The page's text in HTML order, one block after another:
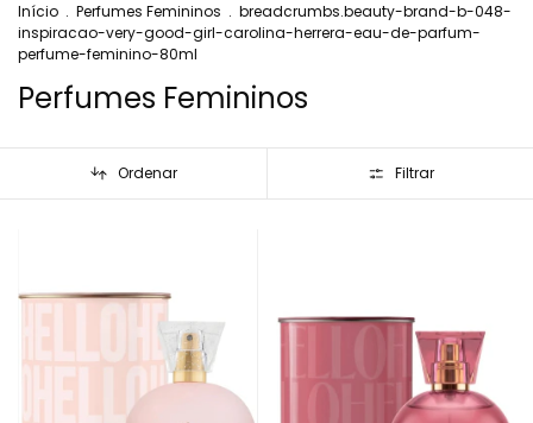
Início . Perfumes Femininos . breadcrumbs.beauty-brand-b-048-
inspiracao-very-good-girl-carolina-herrera-eau-de-parfum-
perfume-feminino-80ml
Perfumes Femininos
Ordenar Filtrar